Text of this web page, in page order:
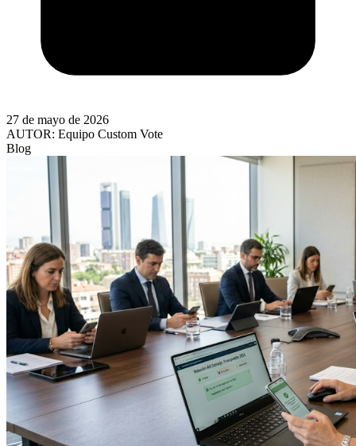
27 de mayo de 2026
AUTOR: Equipo Custom Vote
Blog